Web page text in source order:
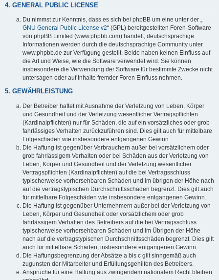
4. GENERAL PUBLIC LICENSE
Du nimmst zur Kenntnis, dass es sich bei phpBB um eine unter der „
GNU General Public License v2“ (GPL) bereitgestellten Foren-Software
von phpBB Limited (www.phpbb.com) handelt; deutschsprachige
Informationen werden durch die deutschsprachige Community unter
www.phpbb.de zur Verfügung gestellt. Beide haben keinen Einfluss auf
die Art und Weise, wie die Software verwendet wird. Sie können
insbesondere die Verwendung der Software für bestimmte Zwecke nicht
untersagen oder auf Inhalte fremder Foren Einfluss nehmen.
5. GEWÄHRLEISTUNG
Der Betreiber haftet mit Ausnahme der Verletzung von Leben, Körper
und Gesundheit und der Verletzung wesentlicher Vertragspflichten
(Kardinalpflichten) nur für Schäden, die auf ein vorsätzliches oder grob
fahrlässiges Verhalten zurückzuführen sind. Dies gilt auch für mittelbare
Folgeschäden wie insbesondere entgangenen Gewinn.
Die Haftung ist gegenüber Verbrauchern außer bei vorsätzlichem oder
grob fahrlässigem Verhalten oder bei Schäden aus der Verletzung von
Leben, Körper und Gesundheit und der Verletzung wesentlicher
Vertragspflichten (Kardinalpflichten) auf die bei Vertragsschluss
typischerweise vorhersehbaren Schäden und im übrigen der Höhe nach
auf die vertragstypischen Durchschnittsschäden begrenzt. Dies gilt auch
für mittelbare Folgeschäden wie insbesondere entgangenen Gewinn.
Die Haftung ist gegenüber Unternehmern außer bei der Verletzung von
Leben, Körper und Gesundheit oder vorsätzlichem oder grob
fahrlässigem Verhalten des Betreibers auf die bei Vertragsschluss
typischerweise vorhersehbaren Schäden und im Übrigen der Höhe
nach auf die vertragstypischen Durchschnittsschäden begrenzt. Dies gilt
auch für mittelbare Schäden, insbesondere entgangenen Gewinn.
Die Haftungsbegrenzung der Absätze a bis c gilt sinngemäß auch
zugunsten der Mitarbeiter und Erfüllungsgehilfen des Betreibers.
Ansprüche für eine Haftung aus zwingendem nationalem Recht bleiben